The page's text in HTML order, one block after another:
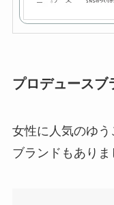
プロデュースブ
女性に人気のゆ
ブランドもありま